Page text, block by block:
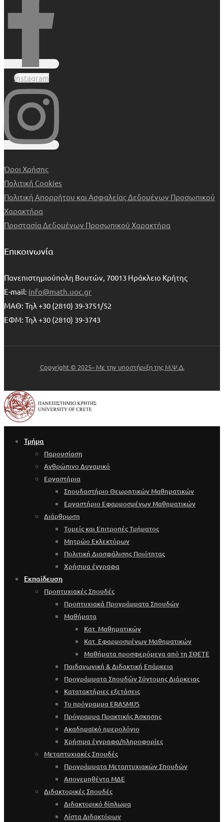
Instagram
Όροι Χρήσης
Πολιτική Cookies
Πολιτική Απορρήτου και Ασφαλείας Δεδομένων Προσωπικού
Χαρακτήρα
Προστασία Δεδομένων Προσωπικού Χαρακτήρα
Επικοινωνία
Πανεπιστημιούπολη Βουτών, 70013 Ηράκλειο Κρήτης
E-mail: info@math.uoc.gr
ΜΑΘ: Τηλ +30 (2810) 39-3751/52
ΕΦΜ: Τηλ +30 (2810) 39-3743
Copyright © 2025– Με την υποστήριξη της Μ.Ψ.Δ.
Τμήμα
Παρουσίαση
Ανθρώπινο Δυναμικό
Εργαστήρια
Σπουδαστήριο Θεωρητικών Μαθηματικών
Εργαστήριο Εφαρμοσμένων Μαθηματικών
Διάρθρωση
Τομείς και Επιτροπές Τμήματος
Μητρώο Εκλεκτόρων
Πολιτική Διασφάλισης Ποιότητας
Χρήσιμα έγγραφα
Εκπαίδευση
Προπτυχιακές Σπουδές
Προπτυχιακά Προγράμματα Σπουδών
Μαθήματα
Κατ. Μαθηματικών
Κατ. Εφαρμοσμένων Μαθηματικών
Μαθήματα προσφερόμενα από τη ΣΘΕΤΕ
Παιδαγωγική & Διδακτική Επάρκεια
Προγράμματα Σπουδών Σύντομης Διάρκειας
Κατατακτήριες εξετάσεις
Το πρόγραμμα ERASMUS
Πρόγραμμα Πρακτικής Άσκησης
Ακαδημαϊκό ημερολόγιο
Χρήσιμα έγγραφα/πληροφορίες
Μεταπτυχιακές Σπουδές
Προγράμματα Μεταπτυχιακών Σπουδών
Απονεμηθέντα ΜΔΕ
Διδακτορικές Σπουδές
Διδακτορικό δίπλωμα
Λίστα Διδακτόρων